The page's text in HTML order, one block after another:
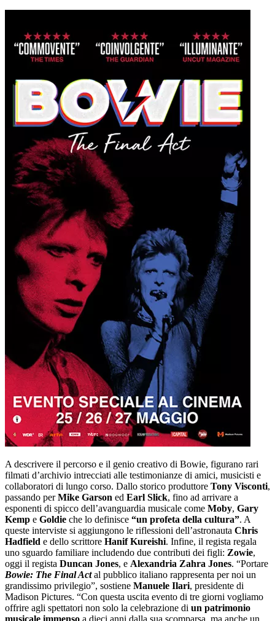
A descrivere il percorso e il genio creativo di Bowie, figurano rari
filmati d’archivio intrecciati alle testimonianze di amici, musicisti e
collaboratori di lungo corso. Dallo storico produttore Tony Visconti,
passando perMike Garson ed Earl Slick, fino ad arrivare a
esponenti di spicco dell’avanguardia musicale come Moby, Gary
Kemp e Goldie che lo definisce “un profeta della cultura”. A
queste interviste si aggiungono le riflessioni dell’astronauta Chris
Hadfield e dello scrittore Hanif Kureishi. Infine, il regista regala
uno sguardo familiare includendo due contributi dei figli: Zowie,
oggi il regista Duncan Jones, e Alexandria Zahra Jones. “Portare
Bowie: The Final Actal pubblico italiano rappresenta per noi un
grandissimo privilegio”, sostiene Manuele Ilari, presidente di
Madison Pictures. “Con questa uscita evento di tre giorni vogliamo
offrire agli spettatori non solo la celebrazione di un patrimonio
musicale immenso a dieci anni dalla sua scomparsa, ma anche un